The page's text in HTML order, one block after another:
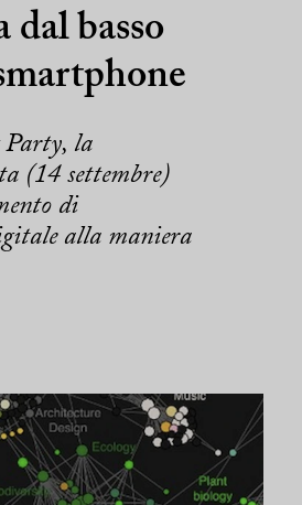
dal basso
la
(14 settembre)
di
alla maniera